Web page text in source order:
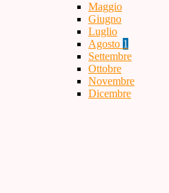
Maggio
Giugno
Luglio
Agosto 1
Settembre
Ottobre
Novembre
Dicembre